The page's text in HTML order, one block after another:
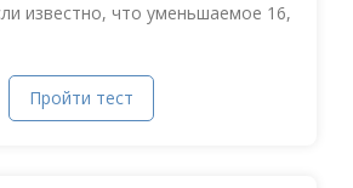
известно, что уменьшаемое 16,
Пройти тест